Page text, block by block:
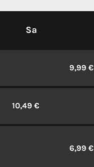
Sa
9,99 €
10,49 €
6,99 €